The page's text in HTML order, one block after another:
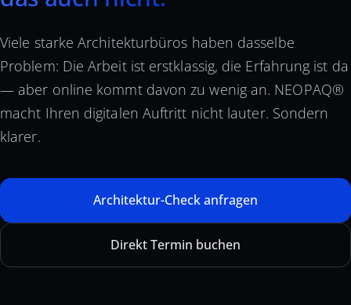
Viele starke Architekturbüros haben dasselbe
Problem: Die Arbeit ist erstklassig, die Erfahrung ist da
— aber online kommt davon zu wenig an. NEOPAQ®
macht Ihren digitalen Auftritt nicht lauter. Sondern
klarer.
Architektur-Check anfragen
Direkt Termin buchen